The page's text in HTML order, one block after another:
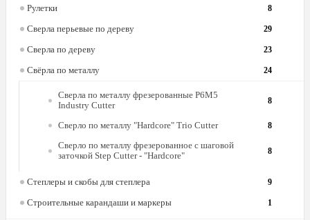
Рулетки 8
Сверла перьевые по дереву 29
Сверла по дереву 23
Свёрла по металлу 24
Сверла по металлу фрезерованные Р6М5
Industry Cutter
8
Сверло по металлу "Hardcore" Trio Cutter 8
Сверло по металлу фрезерованное с шаговой
заточкой Step Cutter - "Hardcore"
8
Степлеры и скобы для степлера 9
Строительные карандаши и маркеры 1